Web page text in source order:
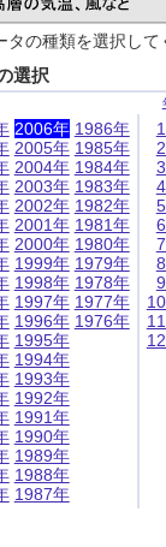
の種類を選択して
選択
2006年
2005年
2004年
2003年
2002年
2001年
2000年
1999年
1998年
1997年
1996年
1995年
1994年
1993年
1992年
1991年
1990年
1989年
1988年
1987年
1986年
1985年
1984年
1983年
1982年
1981年
1980年
1979年
1978年
1977年
1976年